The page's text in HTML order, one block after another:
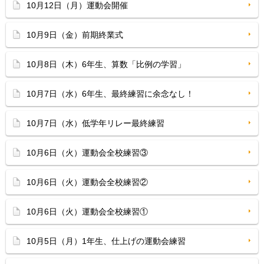
10月12日（月）運動会開催
10月9日（金）前期終業式
10月8日（木）6年生、算数「比例の学習」
10月7日（水）6年生、最終練習に余念なし！
10月7日（水）低学年リレー最終練習
10月6日（火）運動会全校練習③
10月6日（火）運動会全校練習②
10月6日（火）運動会全校練習①
10月5日（月）1年生、仕上げの運動会練習